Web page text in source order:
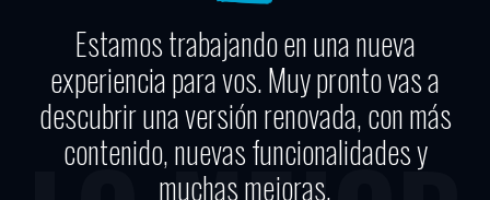
Estamos trabajando en una nueva
experiencia para vos. Muy pronto vas a
descubrir una versión renovada, con más
contenido, nuevas funcionalidades y
muchas mejoras.